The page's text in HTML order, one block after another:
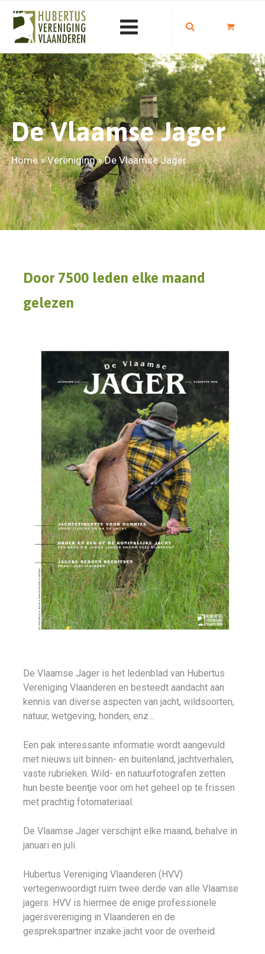
De Vlaamse Jager
Home»Vereniging»De Vlaamse Jager
Door 7500 leden elke maand
gelezen
De Vlaamse Jager is het ledenblad van Hubertus
Vereniging Vlaanderen en besteedt aandacht aan
kennis van diverse aspecten van jacht, wildsoorten,
natuur, wetgeving, honden, enz…
Een pak interessante informatie wordt aangevuld
met nieuws uit binnen- en buitenland, jachtverhalen,
vaste rubrieken. Wild- en natuurfotografen zetten
hun beste beentje voor om het geheel op te frissen
met prachtig fotomateriaal.
De Vlaamse Jager verschijnt elke maand, behalve in
januari en juli.
Hubertus Vereniging Vlaanderen (HVV)
vertegenwoordigt ruim twee derde van alle Vlaamse
jagers. HVV is hiermee de enige professionele
jagersvereniging in Vlaanderen en de
gesprekspartner inzake jacht voor de overheid.